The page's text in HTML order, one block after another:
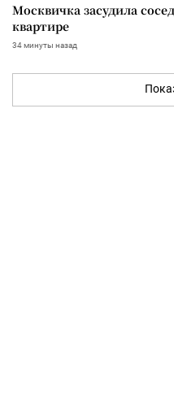
Москвичка засудила
квартире
34 минуты назад